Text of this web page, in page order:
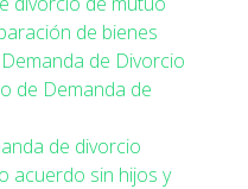
de bienes
de Divorcio
de Demanda de
de divorcio
acuerdo sin hijos y